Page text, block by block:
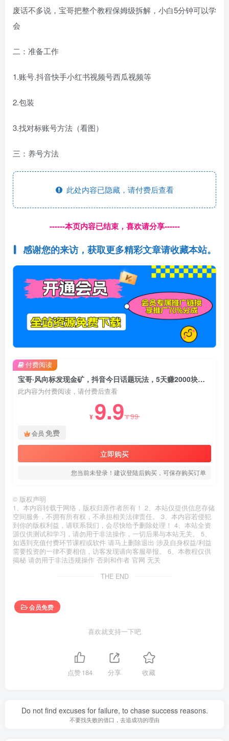
废话不多说，宝哥把整个教程保姆级拆解，小白5分钟可以学
会
二：准备工作
1.账号.抖音快手小红书视频号西瓜视频等
2.包装
3.找对标账号方法（看图）
三：养号方法
此处内容已隐藏，请付费后查看
------本页内容已结束，喜欢请分享------
感谢您的来访，获取更多精彩文章请收藏本站。
宝哥·风向标发现金矿，抖音今日话题玩法，5天赚2000块钱【拆解】
此内容为付费阅读，请付费后查看
¥ 9.9¥99
会员 免费
立即购买
您当前未登录！建议登陆后购买，可保存购买订单
付费阅读
© 版权声明
1、本内容转载于网络，版权归原作者所有！ 2、本站仅提供信息存储
空间服务，不拥有所有权，不承担相关法律责任。 3、本内容若侵犯
到你的版权利益，请联系我们，会尽快给予删除处理！ 4、本站全资
源仅供测试和学习，请勿用于非法操作，一切后果与本站无关。 5、
如遇到充值付费环节课程或软件 请马上删除退出 涉及自身权益/利益
需要投资的一律不要相信，访客发现请向客服举报。 6、本教程仅供
揭秘 请勿用于非法违规操作 否则和作者 官网 无关
THE END
会员免费
喜欢就支持一下吧
点赞184 分享 收藏
Do not find excuses for failure, to chase success reasons.
不要找失败的借口，去追成功的理由